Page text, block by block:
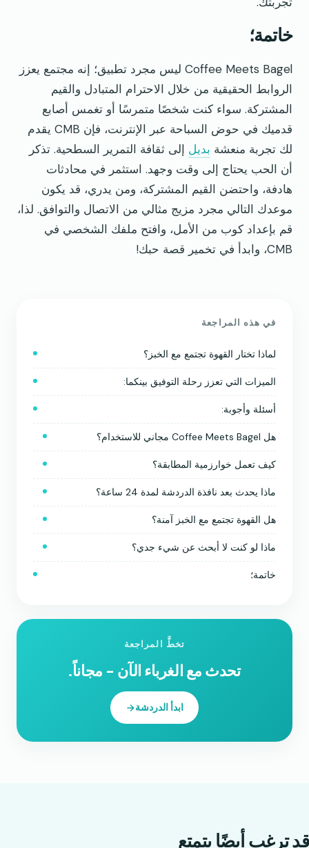
خاتمة؛
Coffee Meets Bagel ليس مجرد تطبيق؛ إنه مجتمع يعزز
الروابط الحقيقية من خلال الاحترام المتبادل والقيم
المشتركة. سواء كنت شخصًا متمرسًا أو تغمس أصابع
قدميك في حوض السباحة عبر الإنترنت، فإن CMB يقدم
لك تجربة منعشة بديل إلى ثقافة التمرير السطحية. تذكر
أن الحب يحتاج إلى وقت وجهد. استثمر في محادثات
هادفة، واحتضن القيم المشتركة، ومن يدري، قد يكون
موعدك التالي مجرد مزيج مثالي من الاتصال والتوافق. لذا،
قم بإعداد كوب من الأمل، وافتح ملفك الشخصي في
CMB، وابدأ في تخمير قصة حبك!
في هذه المراجعة
لماذا تختار القهوة تجتمع مع الخبز؟
الميزات التي تعزز رحلة التوفيق بينكما:
أسئلة وأجوبة:
هل Coffee Meets Bagel مجاني للاستخدام؟
كيف تعمل خوارزمية المطابقة؟
ماذا يحدث بعد نافذة الدردشة لمدة 24 ساعة؟
هل القهوة تجتمع مع الخبز آمنة؟
ماذا لو كنت لا أبحث عن شيء جدي؟
خاتمة؛
تخطَّ المراجعة
تحدث مع الغرباء الآن - مجاناً.
ابدأ الدردشة
قد ترغب أيضًا يتمتع